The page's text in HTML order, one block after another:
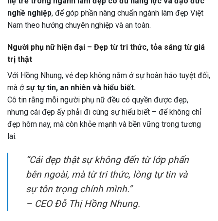
nghề nghiệp, để góp phần nâng chuẩn ngành làm đẹp Việt
Nam theo hướng chuyên nghiệp và an toàn.
Người phụ nữ hiện đại – Đẹp từ tri thức, tỏa sáng từ giá
trị thật
Với Hồng Nhung, vẻ đẹp không nằm ở sự hoàn hảo tuyệt đối,
mà ở sự tự tin, an nhiên và hiểu biết.
Cô tin rằng mỗi người phụ nữ đều có quyền được đẹp,
nhưng cái đẹp ấy phải đi cùng sự hiểu biết – để không chỉ
đẹp hôm nay, mà còn khỏe mạnh và bền vững trong tương
lai.
“Cái đẹp thật sự không đến từ lớp phấn
bên ngoài, mà từ tri thức, lòng tự tin và
sự tôn trọng chính mình.”
– CEO Đỗ Thị Hồng Nhung.